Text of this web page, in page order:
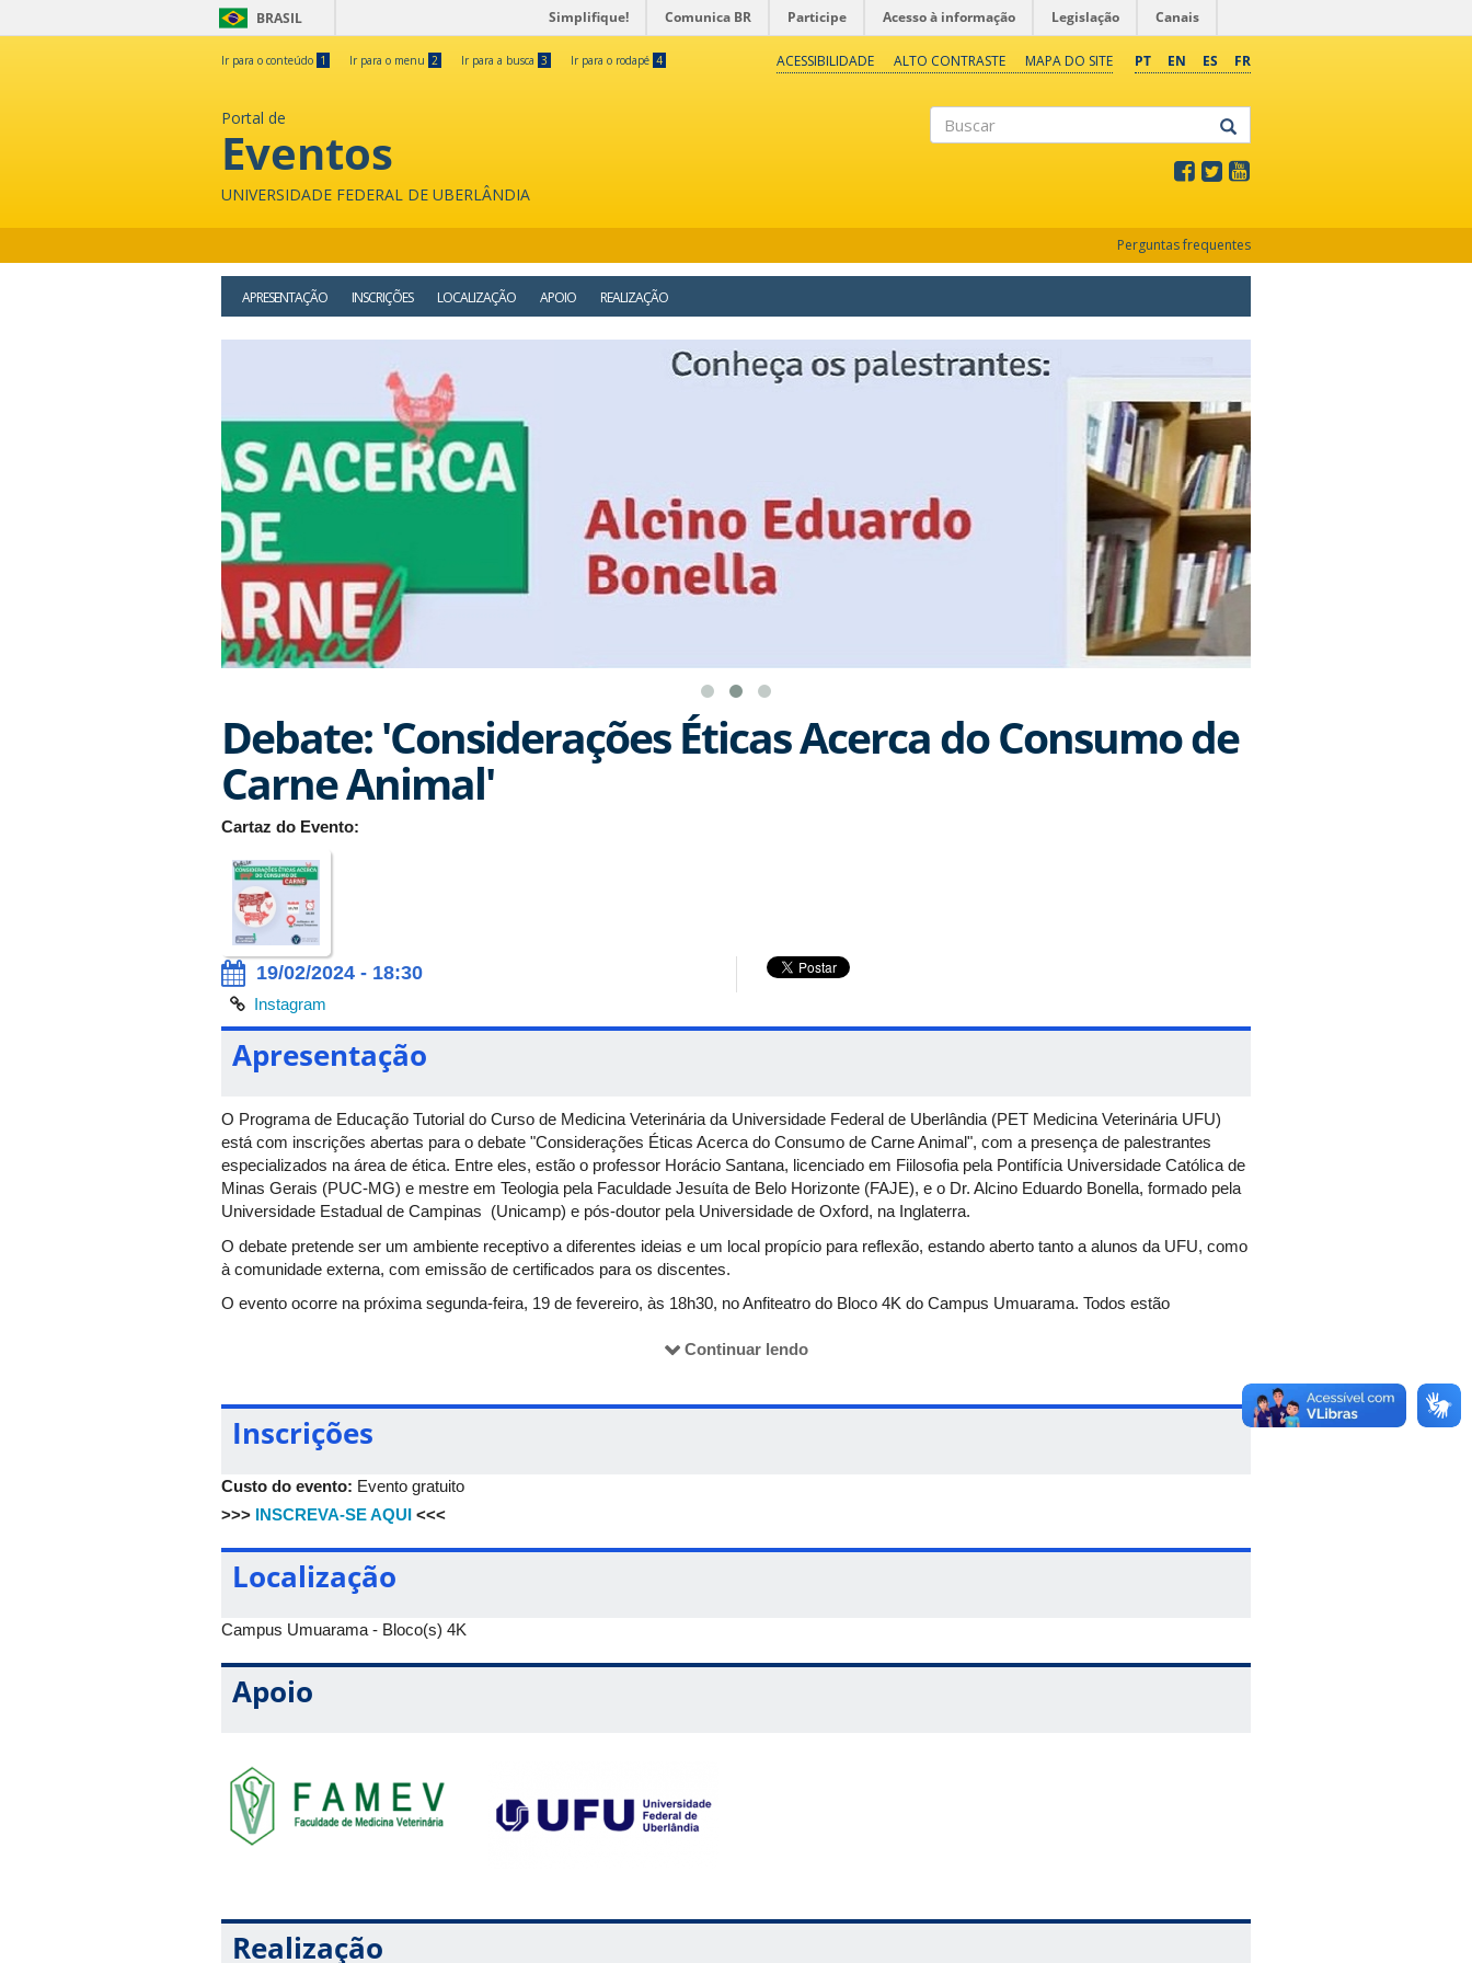
BRASIL Simplifique! Comunica BR Participe Acesso à informação Legislação Canais
Ir para o conteúdo 1 Ir para o menu 2 Ir para a busca 3 Ir para o rodapé 4 PT EN ES FR
ACESSIBILIDADE ALTO CONTRASTE MAPA DO SITE
Portal de
Eventos
UNIVERSIDADE FEDERAL DE UBERLÂNDIA
Perguntas frequentes
APRESENTAÇÃO INSCRIÇÕES LOCALIZAÇÃO APOIO REALIZAÇÃO
Debate: 'Considerações Éticas Acerca do Consumo de
Carne Animal'
Cartaz do Evento:
19/02/2024 - 18:30
Instagram
Apresentação
O Programa de Educação Tutorial do Curso de Medicina Veterinária da Universidade Federal de Uberlândia (PET Medicina Veterinária UFU)
está com inscrições abertas para o debate "Considerações Éticas Acerca do Consumo de Carne Animal", com a presença de palestrantes
especializados na área de ética. Entre eles, estão o professor Horácio Santana, licenciado em Fiilosofia pela Pontifícia Universidade Católica de
Minas Gerais (PUC-MG) e mestre em Teologia pela Faculdade Jesuíta de Belo Horizonte (FAJE), e o Dr. Alcino Eduardo Bonella, formado pela
Universidade Estadual de Campinas (Unicamp) e pós-doutor pela Universidade de Oxford, na Inglaterra.
O debate pretende ser um ambiente receptivo a diferentes ideias e um local propício para reflexão, estando aberto tanto a alunos da UFU, como
à comunidade externa, com emissão de certificados para os discentes.
O evento ocorre na próxima segunda-feira, 19 de fevereiro, às 18h30, no Anfiteatro do Bloco 4K do Campus Umuarama. Todos estão
Continuar lendo
Inscrições
Custo do evento: Evento gratuito
>>> INSCREVA-SE AQUI <<<
Localização
Campus Umuarama - Bloco(s) 4K
Apoio
Realização